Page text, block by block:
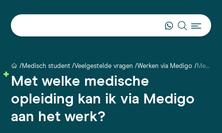
Medisch student Veelgestelde vragen Werken via Medigo Met welke medische opleiding kan ik via Medigo aan het werk?
Met welke medische
opleiding kan ik via Medigo
aan het werk?